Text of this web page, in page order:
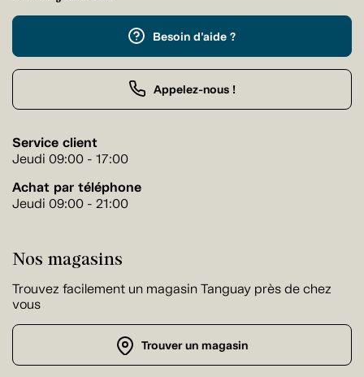
Besoin d'aide ?
Appelez-nous !
Service client
Jeudi 09:00 - 17:00
Achat par téléphone
Jeudi 09:00 - 21:00
Nos magasins
Trouvez facilement un magasin Tanguay près de chez
vous
Trouver un magasin